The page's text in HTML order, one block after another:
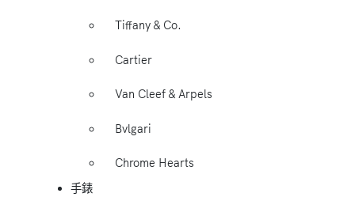
Tiffany & Co.
Cartier
Van Cleef & Arpels
Bvlgari
Chrome Hearts
手錶